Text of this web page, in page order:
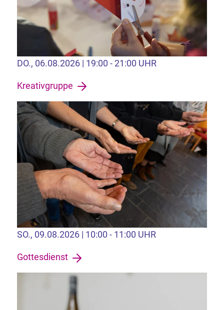
DO., 06.08.2026 | 19:00 - 21:00 UHR
Kreativgruppe
SO., 09.08.2026 | 10:00 - 11:00 UHR
Gottesdienst